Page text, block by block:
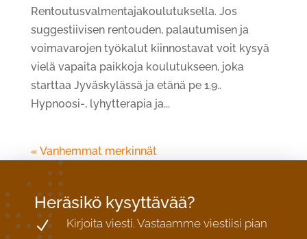
Rentoutusvalmentajakoulutuksella. Jos
suggestiivisen rentouden, palautumisen ja
voimavarojen työkalut kiinnostavat voit kysyä
vielä vapaita paikkoja koulutukseen, joka
starttaa Jyväskylässä ja etänä pe 1.9..
Hypnoosi-, lyhytterapia ja...
« Vanhemmat merkinnät
Heräsikö kysyttävää?
N Kirjoita viesti. Vastaamme viestiisi pian